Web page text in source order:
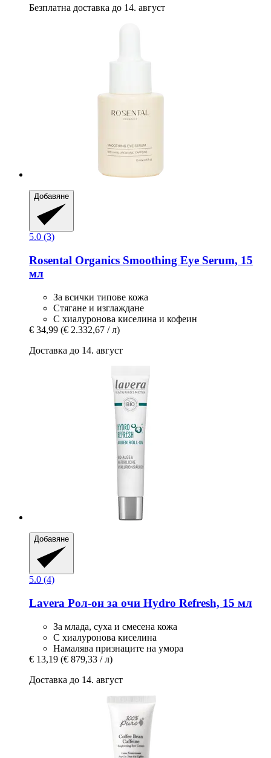
Безплатна доставка до 14. август
Добавяне
5.0 (3)
Rosental Organics Smoothing Eye Serum, 15
мл
За всички типове кожа
Стягане и изглаждане
С хиалуронова киселина и кофеин
€ 34,99 (€ 2.332,67 / л)
Доставка до 14. август
Добавяне
5.0 (4)
Lavera Рол-​он за очи Hydro Refresh, 15 мл
За млада, суха и смесена кожа
С хиалуронова киселина
Намалява признаците на умора
€ 13,19 (€ 879,33 / л)
Доставка до 14. август